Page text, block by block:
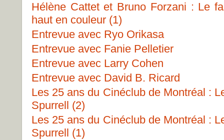
Hélène Cattet et Bruno Forzani : Le
haut en couleur (1)
Entrevue avec Ryo Orikasa
Entrevue avec Fanie Pelletier
Entrevue avec Larry Cohen
Entrevue avec David B. Ricard
Les 25 ans du Cinéclub de Montréal :
Spurrell (2)
Les 25 ans du Cinéclub de Montréal :
Spurrell (1)